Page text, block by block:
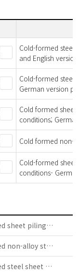
Cold-formed steel
and English version
Cold-formed steel
German version
Cold formed sheet
conditions; German
Cold formed non-
Cold-formed sheet
conditions-
DIN EN 10249-1:1995-08 - Cold formed sheet piling of non alloy steels - Part 1: Technical delivery conditions; German version EN 10249-1:1995
DIN EN 10249-1:1995-08 - Cold formed non-alloy steel sheet piling - Technical delivery conditions
DIN EN 10249-2:2024-09 - Cold formed steel sheet piles - Part 2: Tolerances on dimensions and shape; German version EN 10249-2:2024